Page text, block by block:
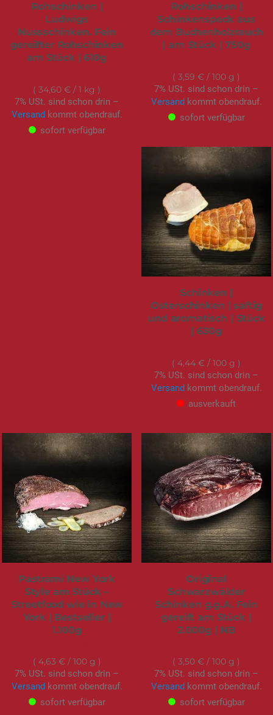
Rohschinken |
Ludwigs
Nussschinken. Fein
gereifter Rohschinken
am Stück | 610g
34,60 € / 1 kg
7% USt. sind schon drin –
Versandkommt obendrauf.
sofort verfügbar
Rohschinken |
Schinkenspeck aus
dem Buchenholzrauch
| am Stück | 750g
3,59 € / 100 g
7% USt. sind schon drin –
Versandkommt obendrauf.
sofort verfügbar
Schinken |
Osterschinken | saftig
und aromatisch | Stück
| 630g
4,44 € / 100 g
7% USt. sind schon drin –
Versandkommt obendrauf.
ausverkauft
Pastrami New York
Style am Stück –
Streetfood wie in New
York | Bestseller |
1.100g
4,63 €/ 100 g
7% USt. sind schon drin –
Versand kommt obendrauf.
sofort verfügbar
Original
Schwarzwälder
Schinken g.g.A. Fein
gereift am Stück |
2.000g | NB
3,50 € / 100 g
7% USt. sind schon drin –
Versand kommt obendrauf.
sofort verfügbar